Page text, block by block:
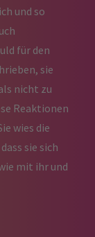
und so
für den
sie
nicht zu
Reaktionen
wies die
sie sich
mit ihr und